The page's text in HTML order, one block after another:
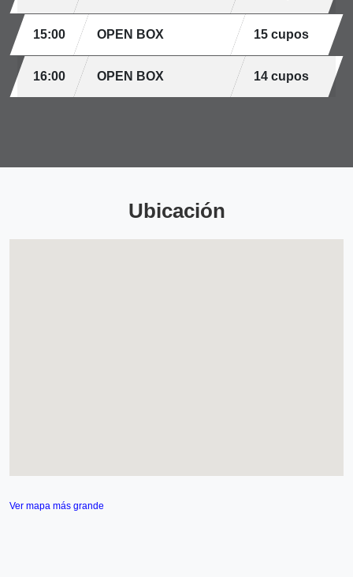
15:00 OPEN BOX 15 cupos
16:00 OPEN BOX 14 cupos
Ubicación
Ver mapa más grande